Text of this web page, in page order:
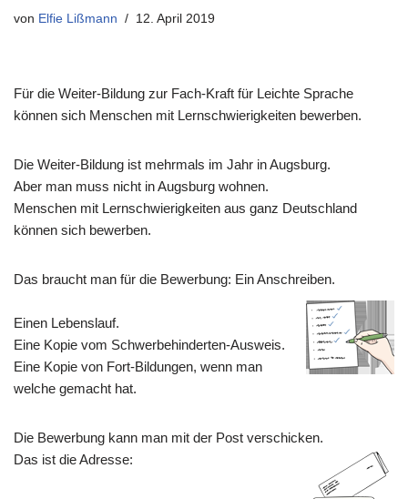
von Elfie Lißmann 12. April 2019
Für die Weiter-Bildung zur Fach-Kraft für Leichte Sprache
können sich Menschen mit Lernschwierigkeiten bewerben.
Die Weiter-Bildung ist mehrmals im Jahr in Augsburg.
Aber man muss nicht in Augsburg wohnen.
Menschen mit Lernschwierigkeiten aus ganz Deutschland
können sich bewerben.
Das braucht man für die Bewerbung: Ein Anschreiben.
Einen Lebenslauf.
Eine Kopie vom Schwerbehinderten-Ausweis.
Eine Kopie von Fort-Bildungen, wenn man
welche gemacht hat.
Die Bewerbung kann man mit der Post verschicken.
Das ist die Adresse: